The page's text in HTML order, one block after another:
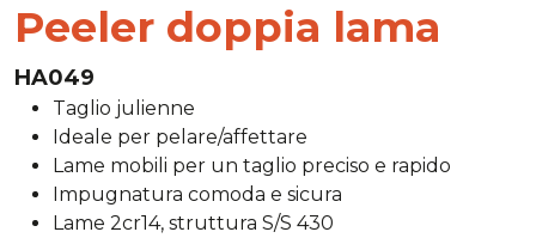
Peeler doppia lama
HA049
Taglio julienne
Ideale per pelare/affettare
Lame mobili per un taglio preciso e rapido
Impugnatura comoda e sicura
Lame 2cr14, struttura S/S 430